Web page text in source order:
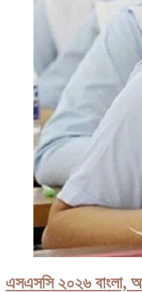
এসএসসি ২০২৬ বাংলা,